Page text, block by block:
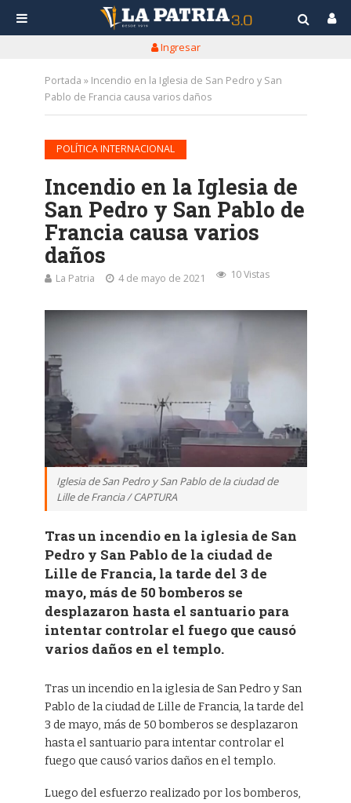
Ingresar
Portada » Incendio en la Iglesia de San Pedro y San
Pablo de Francia causa varios daños
POLÍTICA INTERNACIONAL
Incendio en la Iglesia de
San Pedro y San Pablo de
Francia causa varios
daños
La Patria 4 de mayo de 2021 10 Vistas
Iglesia de San Pedro y San Pablo de la ciudad de
Lille de Francia / CAPTURA
Tras un incendio en la iglesia de San
Pedro y San Pablo de la ciudad de
Lille de Francia, la tarde del 3 de
mayo, más de 50 bomberos se
desplazaron hasta el santuario para
intentar controlar el fuego que causó
varios daños en el templo.
Tras un incendio en la iglesia de San Pedro y San
Pablo de la ciudad de Lille de Francia, la tarde del
3 de mayo, más de 50 bomberos se desplazaron
hasta el santuario para intentar controlar el
fuego que causó varios daños en el templo.
Luego del esfuerzo realizado por los bomberos,